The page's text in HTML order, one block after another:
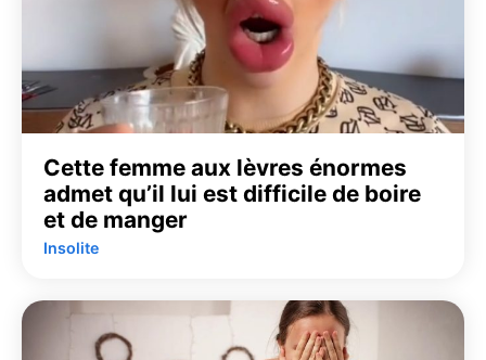
Cette femme aux lèvres énormes
admet qu’il lui est difficile de boire
et de manger
Insolite